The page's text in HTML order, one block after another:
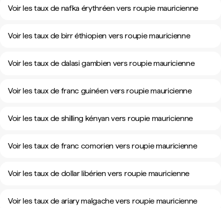
Voir les taux de nafka érythréen vers roupie mauricienne
Voir les taux de birr éthiopien vers roupie mauricienne
Voir les taux de dalasi gambien vers roupie mauricienne
Voir les taux de franc guinéen vers roupie mauricienne
Voir les taux de shilling kényan vers roupie mauricienne
Voir les taux de franc comorien vers roupie mauricienne
Voir les taux de dollar libérien vers roupie mauricienne
Voir les taux de ariary malgache vers roupie mauricienne